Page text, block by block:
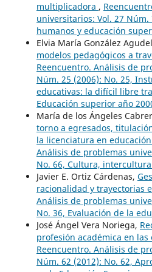
multiplicadora ,
universitarios: Vol. 27 Núm.
humanos y educación
Elvia María González
modelos pedagógicos a
Reencuentro. Análisis de
Núm. 25 (2006): No. 25,
educativas: la difícil libre
Educación superior año
María de los Ángeles
torno a egresados,
la licenciatura en
Análisis de problemas
No. 66, Cultura,
Javier E. Ortiz Cárdenas,
racionalidad y trayectorias
Análisis de problemas
No. 36, Evaluación de la
José Ángel Vera Noriega,
profesión académica en las
Reencuentro. Análisis de
Núm. 62 (2012): No. 62,